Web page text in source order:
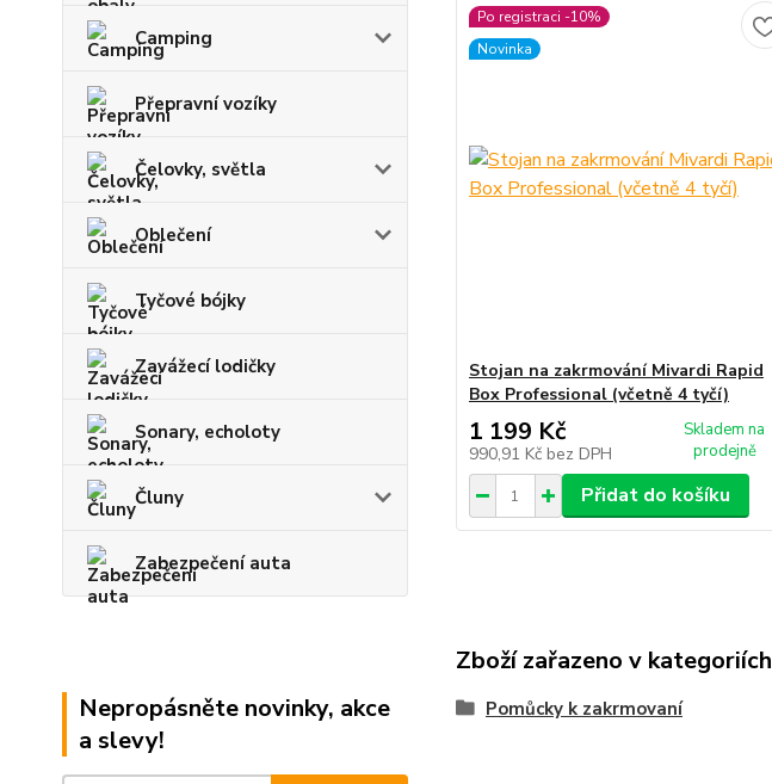
Camping
Přepravní vozíky
Čelovky, světla
Oblečení
Tyčové bójky
Zavážecí lodičky
Sonary, echoloty
Čluny
Zabezpečení auta
Nepropásněte novinky, akce
a slevy!
Po registraci -10%
Novinka
Stojan na zakrmování Mivardi Rapid
Box Professional (včetně 4 tyčí)
1 199 Kč
990,91 Kč bez DPH
Skladem na
prodejně
Přidat do košíku
Zboží zařazeno v kategoriích
Pomůcky k zakrmovaní